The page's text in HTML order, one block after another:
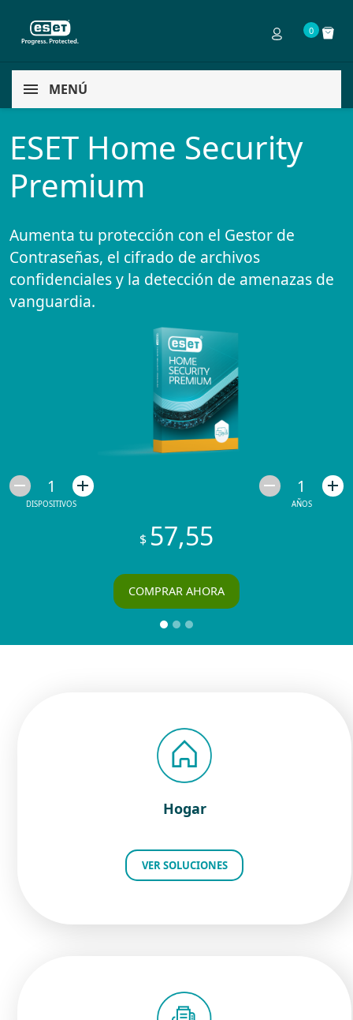
0
MENÚ
ESET Home Security
Premium
Aumenta tu protección con el Gestor de
Contraseñas, el cifrado de archivos
confidenciales y la detección de amenazas de
vanguardia.
1
DISPOSITIVOS
1
AÑOS
$ 57,55
COMPRAR AHORA
Hogar
VER SOLUCIONES